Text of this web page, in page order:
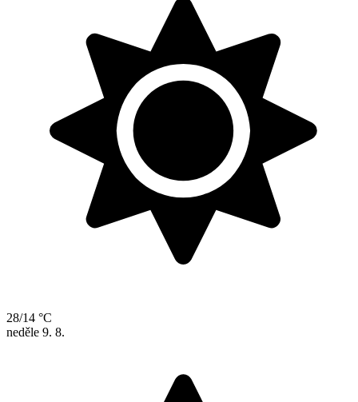
28/14 °C
neděle 9. 8.